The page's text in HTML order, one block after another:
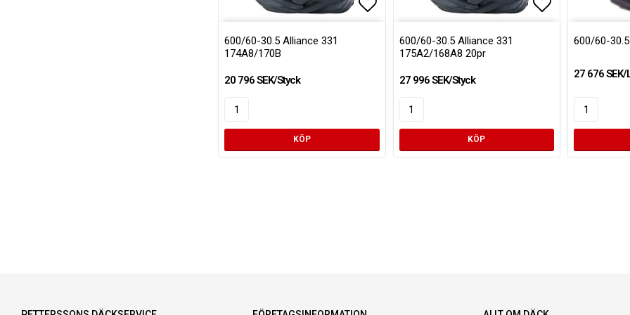
600/60-30.5 Alliance 331
174A8/170B
20 796 SEK/Styck
KÖP
600/60-30.5 Alliance 331
175A2/168A8 20pr
27 996 SEK/Styck
KÖP
600/60-
27 676